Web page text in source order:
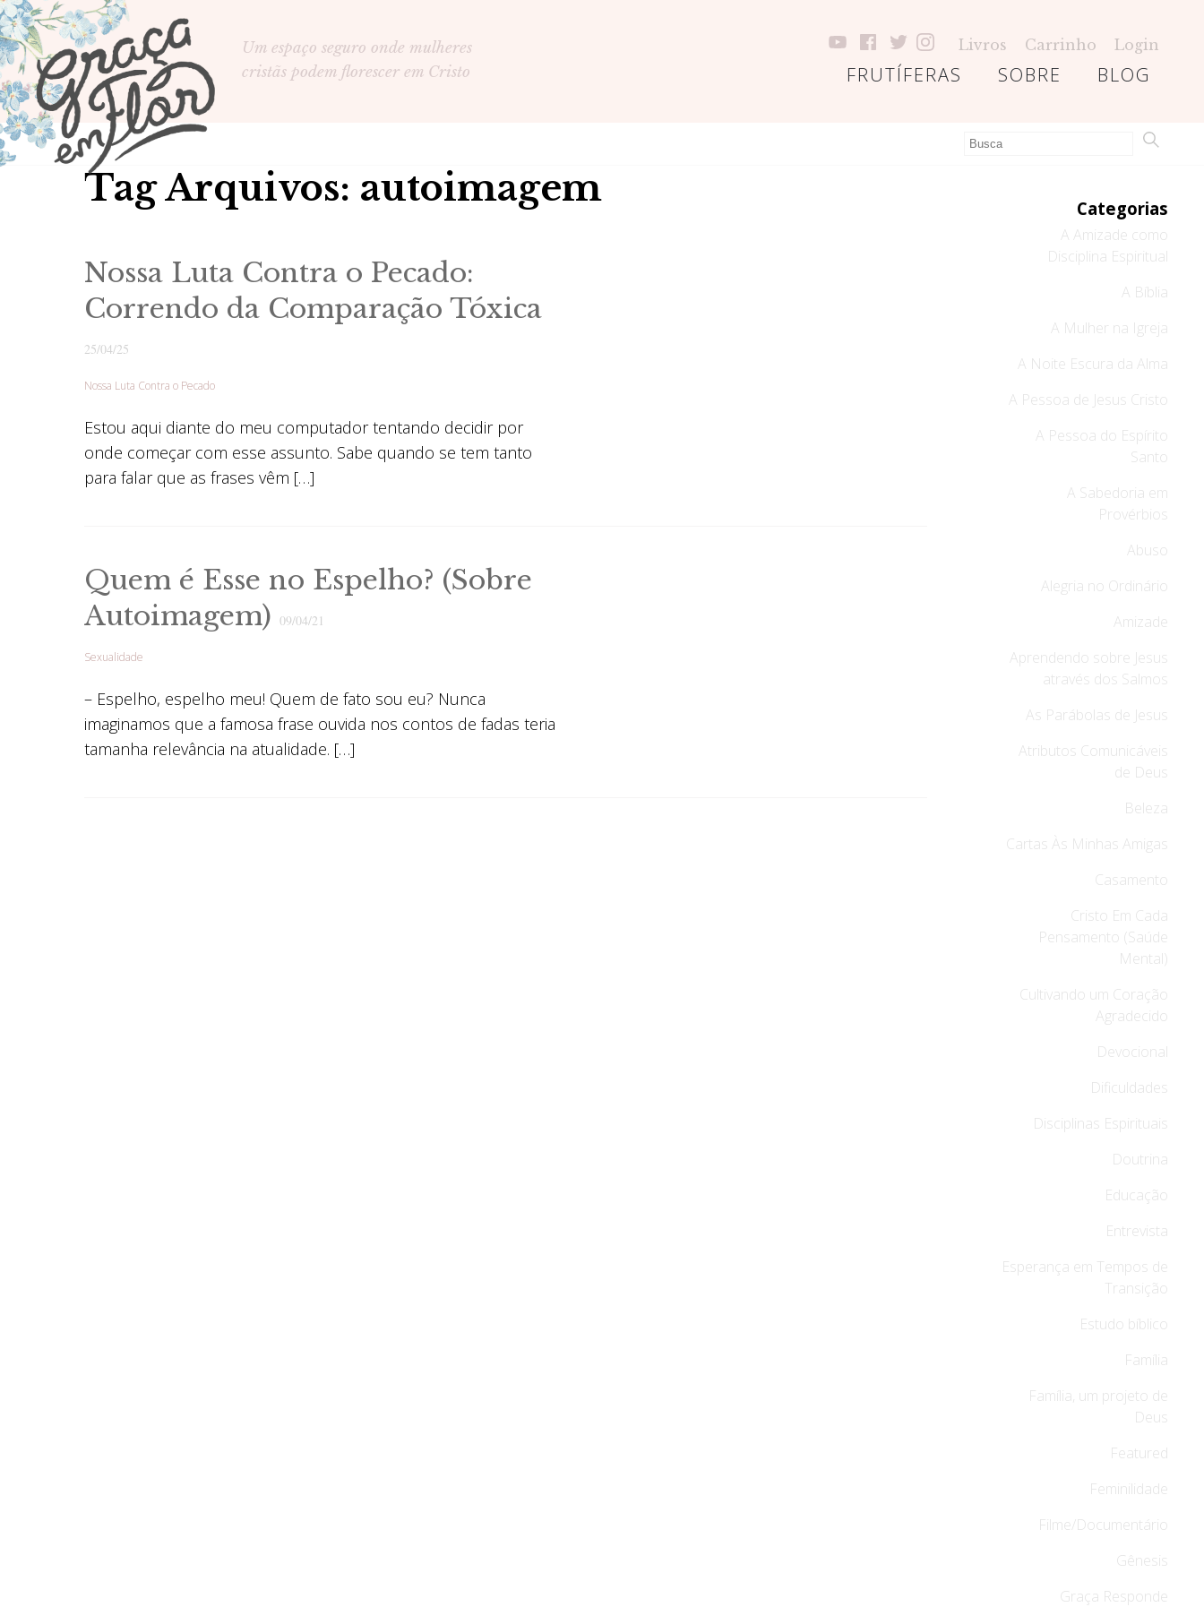
Um espaço seguro onde mulheres
cristãs podem florescer em Cristo
Livros Carrinho Login
BLOG
SOBRE
FRUTÍFERAS
Tag Arquivos: autoimagem
Nossa Luta Contra o Pecado:
Correndo da Comparação Tóxica
25/04/25
Nossa Luta Contra o Pecado
Estou aqui diante do meu computador tentando decidir por
onde começar com esse assunto. Sabe quando se tem tanto
para falar que as frases vêm […]
Quem é Esse no Espelho? (Sobre
Autoimagem)09/04/21
Sexualidade
– Espelho, espelho meu! Quem de fato sou eu? Nunca
imaginamos que a famosa frase ouvida nos contos de fadas teria
tamanha relevância na atualidade. […]
Categorias
A Amizade como
Disciplina Espiritual
A Bíblia
A Mulher na Igreja
A Noite Escura da Alma
A Pessoa de Jesus Cristo
A Pessoa do Espírito
Santo
A Sabedoria em
Provérbios
Abuso
Alegria no Ordinário
Amizade
Aprendendo sobre Jesus
através dos Salmos
As Parábolas de Jesus
Atributos Comunicáveis
de Deus
Beleza
Cartas Às Minhas Amigas
Casamento
Cristo Em Cada
Pensamento (Saúde
Mental)
Cultivando um Coração
Agradecido
Devocional
Dificuldades
Disciplinas Espirituais
Doutrina
Educação
Entrevista
Esperança em Tempos de
Transição
Estudo bíblico
Família
Família, um projeto de
Deus
Featured
Feminilidade
Filme/Documentário
Gênesis
Graça Responde